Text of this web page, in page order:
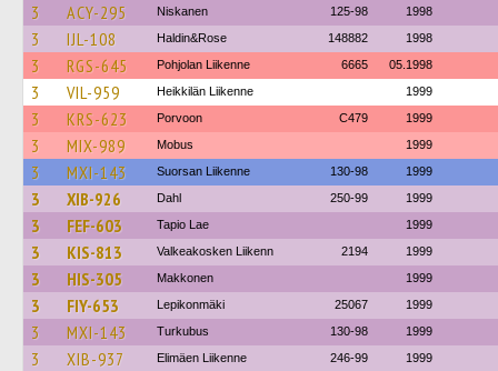
3 ACY-295 Niskanen 125-98 1998
3 IJL-108 Haldin&Rose 148882 1998
3 RGS-645 Pohjolan Liikenne 6665 05.1998
3 VIL-959 Heikkilän Liikenne 1999
3 KRS-623 Porvoon C479 1999
3 MIX-989 Mobus 1999
3 MXI-143 Suorsan Liikenne 130-98 1999
3 XIB-926 Dahl 250-99 1999
3 FEF-603 Tapio Lae 1999
3 KIS-813 Valkeakosken Liikenn 2194 1999
3 HIS-305 Makkonen 1999
3 FIY-653 Lepikonmäki 25067 1999
3 MXI-143 Turkubus 130-98 1999
3 XIB-937 Elimäen Liikenne 246-99 1999